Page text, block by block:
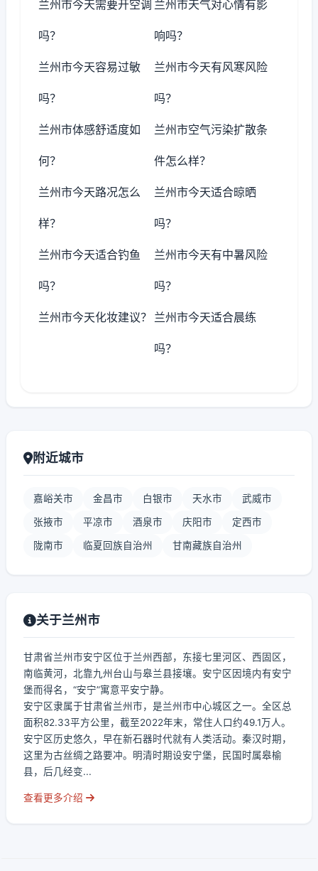
兰州市今天需要开空调
吗？
兰州市天气对心情有影
响吗？
兰州市今天容易过敏
吗？
兰州市今天有风寒风险
吗？
兰州市体感舒适度如
何？
兰州市空气污染扩散条
件怎么样？
兰州市今天路况怎么
样？
兰州市今天适合晾晒
吗？
兰州市今天适合钓鱼
吗？
兰州市今天有中暑风险
吗？
兰州市今天化妆建议？ 兰州市今天适合晨练
吗？
附近城市
嘉峪关市 金昌市 白银市 天水市 武威市
张掖市 平凉市 酒泉市 庆阳市 定西市
陇南市 临夏回族自治州 甘南藏族自治州
关于兰州市
甘肃省兰州市安宁区位于兰州西部，东接七里河区、西固区，
南临黄河，北靠九州台山与皋兰县接壤。安宁区因境内有安宁
堡而得名，“安宁”寓意平安宁静。
安宁区隶属于甘肃省兰州市，是兰州市中心城区之一。全区总
面积82.33平方公里，截至2022年末，常住人口约49.1万人。
安宁区历史悠久，早在新石器时代就有人类活动。秦汉时期，
这里为古丝绸之路要冲。明清时期设安宁堡，民国时属皋榆
县，后几经变...
查看更多介绍